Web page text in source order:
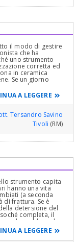
una immagine
strumento rotto o
ossea e difetti
di una Visita
da una
della tasca,
il tessuto di
complete, i
le misure
e si
Gnatologica
perchè è
altrimenti non si
molto
interpellato, in
ed è mio
delle cose :).
il modo di gestire
che ha
uno strumento
corretta ed
in ceramica
Se un giorno
la corona
Non è
del centro ma non
Molto spesso
hanno nulla a che
Si faccia
endodontista
A LEGGERE
Tersandro Savino
Tivoli (RM)
strumento capita
hanno una vita
(a seconda
di frattura. Se è
detersione del
completa, il
sembrerebbe nel
la posizione
se si sviluppa
A LEGGERE